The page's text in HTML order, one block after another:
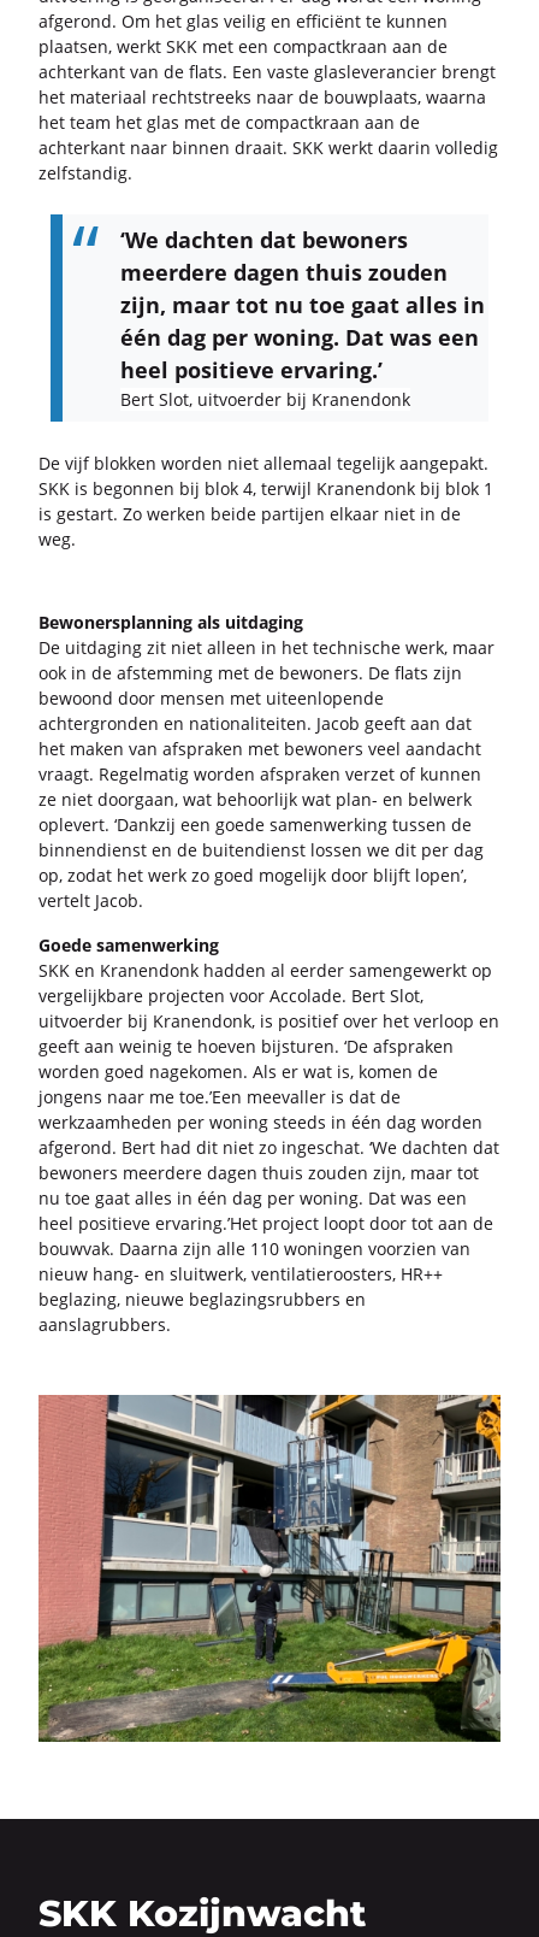
af­ge­rond. Om het glas vei­lig en ef­fi­ci­ënt te kun­nen
plaat­sen, werkt SKK met een com­pact­kraan aan de
ach­ter­kant van de flats. Een vaste glas­le­ve­ran­cier brengt
het ma­te­ri­aal recht­streeks naar de bouw­plaats, waar­na
het team het glas met de com­pact­kraan aan de
ach­ter­kant naar bin­nen draait. SKK werkt daar­in vol­le­dig
zelf­stan­dig.
‘We dach­ten dat be­wo­ners
meer­de­re dagen thuis zou­den
zijn, maar tot nu toe gaat alles in
één dag per wo­ning. Dat was een
heel po­si­tie­ve er­va­ring.’
Bert Slot, uit­voer­der bij Kra­nen­donk
De vijf blok­ken wor­den niet al­le­maal te­ge­lijk aan­ge­pakt.
SKK is be­gon­nen bij blok 4, ter­wijl Kra­nen­donk bij blok 1
is ge­start. Zo wer­ken beide par­tij­en el­kaar niet in de
weg.
Be­wo­ners­plan­ning als uit­da­ging
De uit­da­ging zit niet al­leen in het tech­ni­sche werk, maar
ook in de af­stem­ming met de be­wo­ners. De flats zijn
be­woond door men­sen met uit­een­lo­pen­de
ach­ter­gron­den en na­ti­o­na­li­tei­ten. Jacob geeft aan dat
het maken van af­spra­ken met be­wo­ners veel aan­dacht
vraagt. Re­gel­ma­tig wor­den af­spra­ken ver­zet of kun­nen
ze niet door­gaan, wat be­hoor­lijk wat plan- en bel­werk
op­le­vert. ‘Dank­zij een goede sa­men­wer­king tus­sen de
bin­nen­dienst en de bui­ten­dienst los­sen we dit per dag
op, zodat het werk zo goed mo­ge­lijk door blijft lopen’,
ver­telt Jacob.
Goede sa­men­wer­king
SKK en Kra­nen­donk had­den al eer­der sa­men­ge­werkt op
ver­ge­lijk­ba­re pro­jec­ten voor Ac­co­la­de. Bert Slot,
uit­voer­der bij Kra­nen­donk, is po­si­tief over het ver­loop en
geeft aan wei­nig te hoe­ven bij­stu­ren. ‘De af­spra­ken
wor­den goed na­ge­ko­men. Als er wat is, komen de
jon­gens naar me toe.’Een mee­val­ler is dat de
werk­zaam­he­den per wo­ning steeds in één dag wor­den
af­ge­rond. Bert had dit niet zo in­ge­schat. ‘We dach­ten dat
be­wo­ners meer­de­re dagen thuis zou­den zijn, maar tot
nu toe gaat alles in één dag per wo­ning. Dat was een
heel po­si­tie­ve er­va­ring.’Het pro­ject loopt door tot aan de
bouw­vak. Daar­na zijn alle 110 wo­nin­gen voor­zien van
nieuw hang- en sluit­werk, ven­ti­la­tie­roos­ters, HR++
be­gla­zing, nieu­we be­gla­zings­rub­bers en
aan­slag­rub­bers.
SKK Kozijnwacht